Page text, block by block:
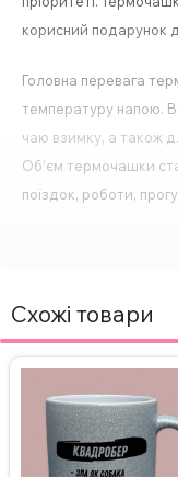
корисний подарунок
Головна перевага
температуру напою.
чаю взимку, а також
Об’єм термочашки
поїздок, роботи,
сюрприз без приводу.
дизайн і
герметична
Важливо, щонапис
Схожі товари